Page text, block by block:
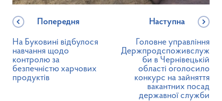
Попередня
На Буковині відбулося
навчання щодо
контролю за
безпечністю харчових
продуктів
Наступна
Головне управління
Держпродспоживслуж
би в Чернівецькій
області оголосило
конкурс на зайняття
вакантних посад
державної служби